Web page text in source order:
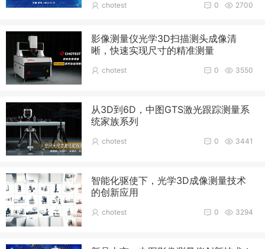
2700
0
chotest
影像测量仪光学3D扫描测头成像清
晰，快速实现尺寸的精准测量
3550
0
chotest
从3D到6D，中图GTS激光跟踪测量系
统家族系列
3441
0
chotest
智能化驱使下，光学3D成像测量技术
的创新应用
3294
0
chotest